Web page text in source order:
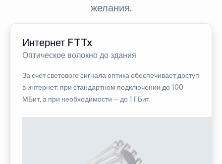
желания.
Интернет FTTx
Оптическое волокно до здания
За счет светового сигнала оптика обеспечивает доступ
в интернет: при стандартном подключении до 100
МБит, а при необходимости — до 1 ГБит.